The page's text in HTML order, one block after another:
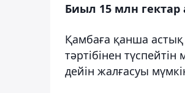
Биыл 15 млн
Қамбаға қанша
тәртібінен
дейін жалғасуы